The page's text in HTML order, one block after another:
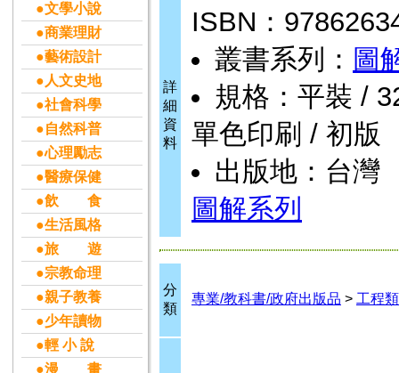
●文學小說
●商業理財
●藝術設計
●人文史地
●社會科學
●自然科普
●心理勵志
●醫療保健
●飲 食
●生活風格
●旅 遊
●宗教命理
●親子教養
●少年讀物
●輕 小 說
●漫 畫
詳
細
資
料
ISBN：
叢書系列： 圖
規格：平裝 /
單色印刷 / 初版
出版地：台灣
圖解系列
分
類
專業/教科書/政府出版品 > 工程類